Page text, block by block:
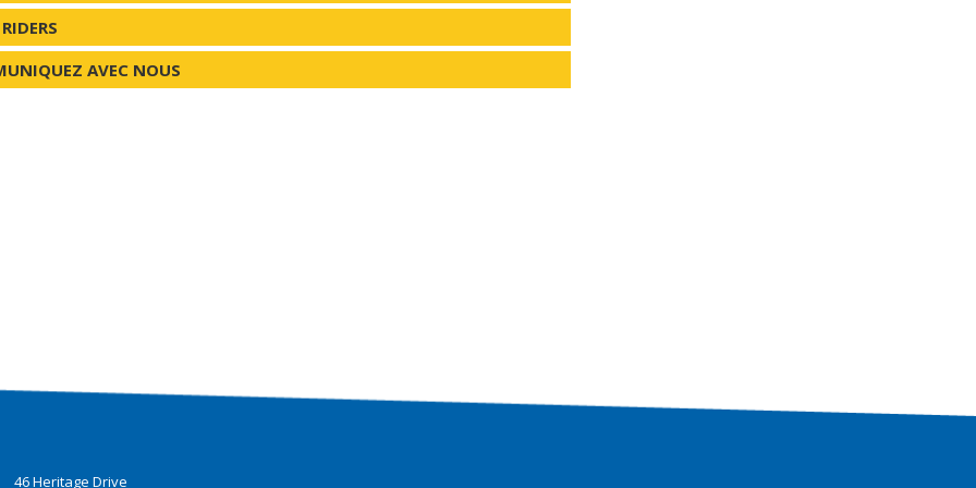
AVEC NOUS
46 Heritage Drive